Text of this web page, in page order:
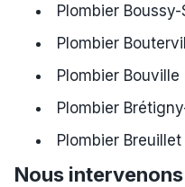
Plombier
Plombier
Plombier Bouville
Plombier
Plombier
Nous